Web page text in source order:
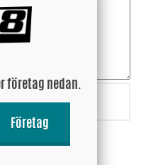
företag nedan.
Företag